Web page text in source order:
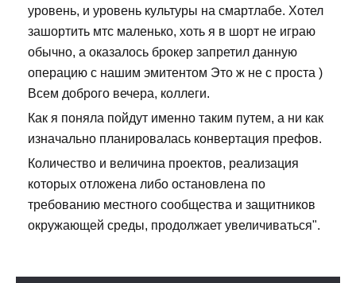
уровень, и уровень культуры на смартлабе. Хотел
зашортить мтс маленько, хоть я в шорт не играю
обычно, а оказалось брокер запретил данную
операцию с нашим эмитентом Это ж не с проста )
Всем доброго вечера, коллеги.
Как я поняла пойдут именно таким путем, а ни как
изначально планировалась конвертация префов.
Количество и величина проектов, реализация
которых отложена либо остановлена по
требованию местного сообщества и защитников
окружающей среды, продолжает увеличиваться".